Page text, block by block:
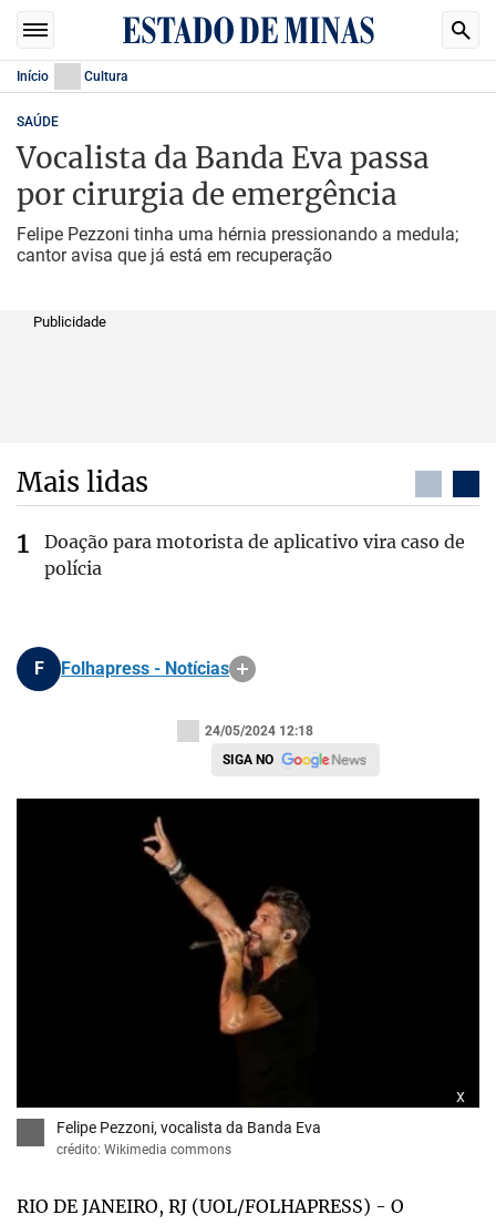
Início Cultura
SAÚDE
Vocalista da Banda Eva passa
por cirurgia de emergência
Felipe Pezzoni tinha uma hérnia pressionando a medula;
cantor avisa que já está em recuperação
Publicidade
Mais lidas
Doação para motorista de aplicativo vira caso de
polícia
F Folhapress - Notícias
24/05/2024 12:18
SIGA NO
x
Felipe Pezzoni, vocalista da Banda Eva
crédito: Wikimedia commons
RIO DE JANEIRO, RJ (UOL/FOLHAPRESS) - O